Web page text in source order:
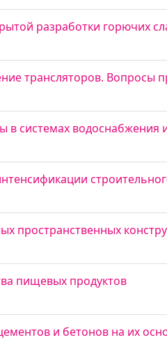
разработки горючих
трансляторов. Вопросы
в системах водоснабжения
пространственных
пищевых продуктов
и бетонов на их